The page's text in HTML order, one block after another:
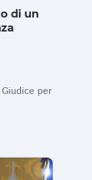
di un
per